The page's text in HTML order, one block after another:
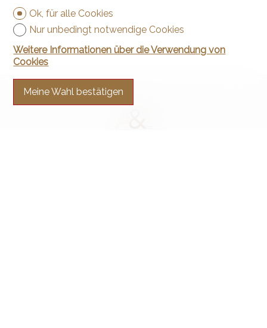
Ok, für alle Cookies
Nur unbedingt notwendige Cookies
Weitere Informationen über die Verwendung von
Cookies
Meine Wahl bestätigen